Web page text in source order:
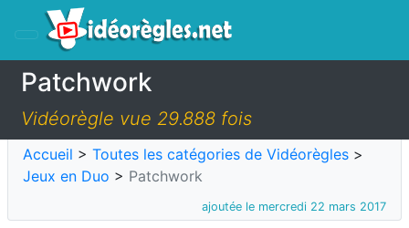
Patchwork
Vidéorègle vue 29.888 fois
Accueil > Toutes les catégories de Vidéorègles >
Jeux en Duo > Patchwork
ajoutée le mercredi 22 mars 2017